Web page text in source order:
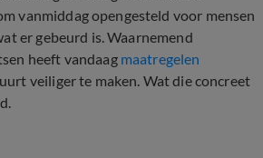
vanmiddag opengesteld voor mensen
er gebeurd is. Waarnemend
heeft vandaag maatregelen
veiliger te maken. Wat die concreet